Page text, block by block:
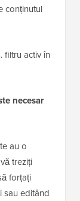
conținutul
filtru activ în
necesar
au o
treziți
forțați
sau editând